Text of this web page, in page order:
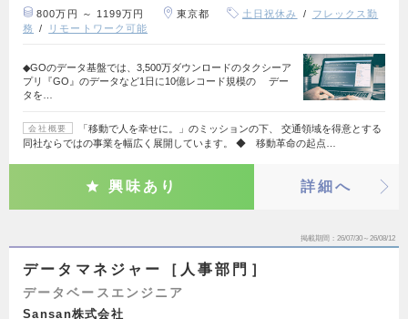
800万円 ～ 1199万円 東京都 土日祝休み
フレックス勤
務
リモートワーク可能
◆GOのデータ基盤では、3,500万ダウンロードのタクシーア
プリ『GO』のデータなど1日に10億レコード規模の デー
タを…
会社概要
「移動で人を幸せに。」のミッションの下、 交通領域を得意とする
同社ならではの事業を幅広く展開しています。 ◆ 移動革命の起点…
興味あり 詳細へ
掲載期間 26/07/30～26/08/12
データマネジャー［人事部門］
データベースエンジニア
Sansan株式会社